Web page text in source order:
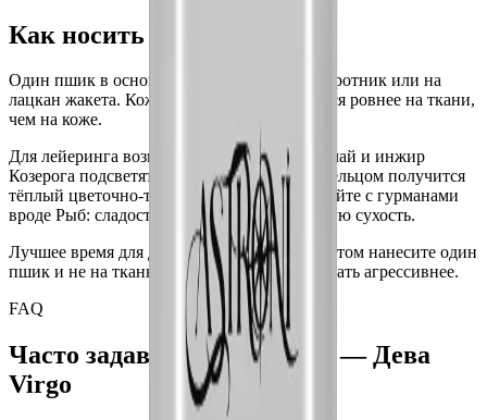
Как носить ASTRONI Дева
Один пшик в основание шеи. Второй на воротник или на
лацкан жакета. Кожаные ноты раскрываются ровнее на ткани,
чем на коже.
Для лейеринга возьмите Козерога: чёрный чай и инжир
Козерога подсветят пряную базу Девы. С Тельцом получится
тёплый цветочно-табачный союз. Не сочетайте с гурманами
вроде Рыб: сладость размоет интеллигентную сухость.
Лучшее время для Девы — осень и зима. Летом нанесите один
пшик и не на ткань: специи в жаре могут стать агрессивнее.
FAQ
Часто задаваемые вопросы —Дева
Virgo